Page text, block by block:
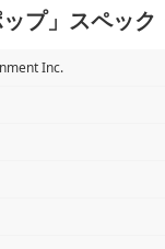
プ」スペック
Inc.